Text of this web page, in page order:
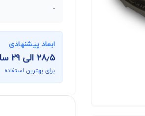
-
ابعاد پیشنهادی
۲۸٫۵الی۲۹
برای بهترین استفاده